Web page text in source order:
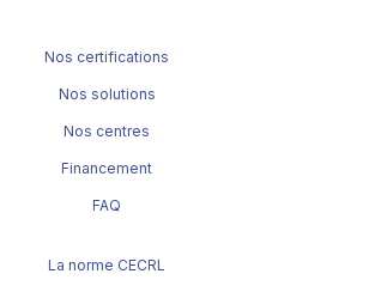
Nos certifications
Nos solutions
Nos centres
Financement
FAQ
La norme CECRL